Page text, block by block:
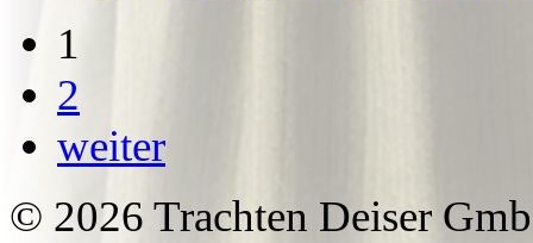
1
2
weiter
© 2026 Trachten Deiser